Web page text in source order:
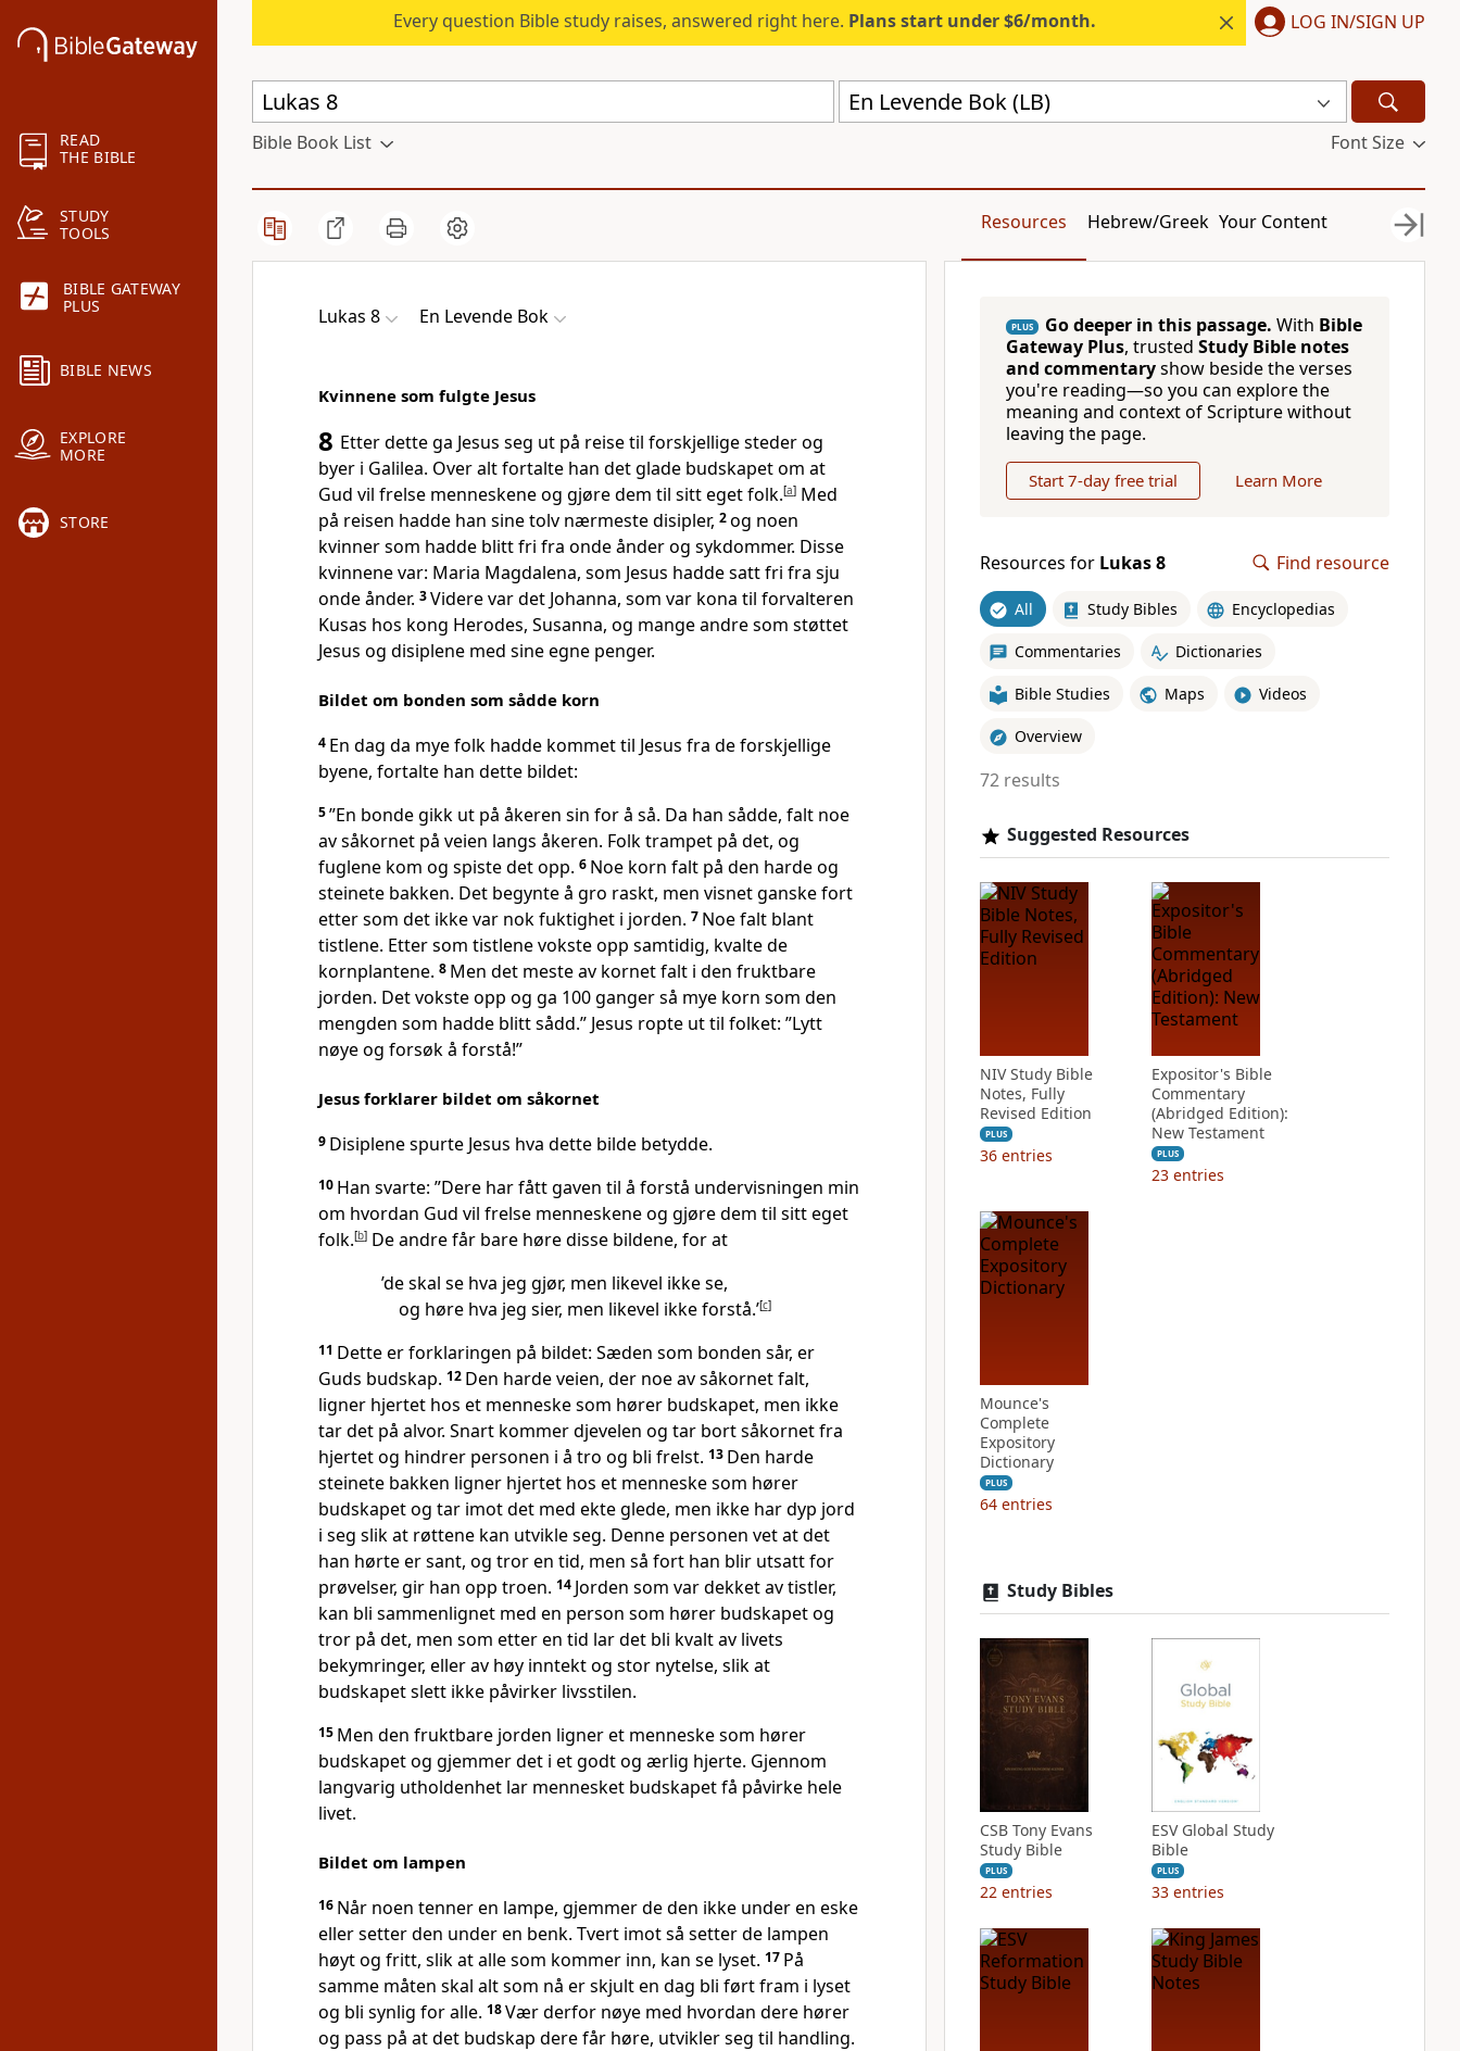
READ
THE BIBLE
STUDY
TOOLS
BIBLE GATEWAY
PLUS
BIBLE NEWS
EXPLORE
MORE
STORE
Every question Bible study raises, answered right here. Plans start under $6/month. LOG IN/SIGN UP
En Levende Bok (LB)
Bible Book List Font Size
Resources Hebrew/Greek Your Content
Lukas 8 En Levende Bok
Kvinnene som fulgte Jesus
8 Etter dette ga Jesus seg ut på reise til forskjellige steder og
byer i Galilea. Over alt fortalte han det glade budskapet om at
Gud vil frelse menneskene og gjøre dem til sitt eget folk.[a] Med
på reisen hadde han sine tolv nærmeste disipler, 2og noen
kvinner som hadde blitt fri fra onde ånder og sykdommer. Disse
kvinnene var: Maria Magdalena, som Jesus hadde satt fri fra sju
onde ånder. 3Videre var det Johanna, som var kona til forvalteren
Kusas hos kong Herodes, Susanna, og mange andre som støttet
Jesus og disiplene med sine egne penger.
Bildet om bonden som sådde korn
4 En dag da mye folk hadde kommet til Jesus fra de forskjellige
byene, fortalte han dette bildet:
5”En bonde gikk ut på åkeren sin for å så. Da han sådde, falt noe
av såkornet på veien langs åkeren. Folk trampet på det, og
fuglene kom og spiste det opp. 6 Noe korn falt på den harde og
steinete bakken. Det begynte å gro raskt, men visnet ganske fort
etter som det ikke var nok fuktighet i jorden. 7 Noe falt blant
tistlene. Etter som tistlene vokste opp samtidig, kvalte de
kornplantene. 8 Men det meste av kornet falt i den fruktbare
jorden. Det vokste opp og ga 100 ganger så mye korn som den
mengden som hadde blitt sådd.” Jesus ropte ut til folket: ”Lytt
nøye og forsøk å forstå!”
Jesus forklarer bildet om såkornet
9 Disiplene spurte Jesus hva dette bilde betydde.
10 Han svarte: ”Dere har fått gaven til å forstå undervisningen min
om hvordan Gud vil frelse menneskene og gjøre dem til sitt eget
folk.[b] De andre får bare høre disse bildene, for at
’de skal se hva jeg gjør, men likevel ikke se,
og høre hva jeg sier, men likevel ikke forstå.’[c]
11 Dette er forklaringen på bildet: Sæden som bonden sår, er
Guds budskap. 12 Den harde veien, der noe av såkornet falt,
ligner hjertet hos et menneske som hører budskapet, men ikke
tar det på alvor. Snart kommer djevelen og tar bort såkornet fra
hjertet og hindrer personen i å tro og bli frelst. 13 Den harde
steinete bakken ligner hjertet hos et menneske som hører
budskapet og tar imot det med ekte glede, men ikke har dyp jord
i seg slik at røttene kan utvikle seg. Denne personen vet at det
han hørte er sant, og tror en tid, men så fort han blir utsatt for
prøvelser, gir han opp troen. 14 Jorden som var dekket av tistler,
kan bli sammenlignet med en person som hører budskapet og
tror på det, men som etter en tid lar det bli kvalt av livets
bekymringer, eller av høy inntekt og stor nytelse, slik at
budskapet slett ikke påvirker livsstilen.
15 Men den fruktbare jorden ligner et menneske som hører
budskapet og gjemmer det i et godt og ærlig hjerte. Gjennom
langvarig utholdenhet lar mennesket budskapet få påvirke hele
livet.
Bildet om lampen
16 Når noen tenner en lampe, gjemmer de den ikke under en eske
eller setter den under en benk. Tvert imot så setter de lampen
høyt og fritt, slik at alle som kommer inn, kan se lyset. 17 På
samme måten skal alt som nå er skjult en dag bli ført fram i lyset
og bli synlig for alle. 18Vær derfor nøye med hvordan dere hører
og pass på at det budskap dere får høre, utvikler seg til handling.
PLUS Go deeper in this passage. With Bible
Gateway Plus, trusted Study Bible notes
and commentaryshow beside the verses
you're reading—so you can explore the
meaning and context of Scripture without
leaving the page.
Start 7-day free trial Learn More
Resources for Lukas 8 Find resource
All Study Bibles Encyclopedias
Commentaries Dictionaries
Bible Studies Maps Videos
Overview
72 results
Suggested Resources
NIV Study Bible
Notes, Fully
Revised Edition
PLUS
36 entries
Expositor's Bible
Commentary
(Abridged Edition):
New Testament
PLUS
23 entries
Mounce's
Complete
Expository
Dictionary
PLUS
64 entries
Study Bibles
CSB Tony Evans
Study Bible
PLUS
22 entries
ESV Global Study
Bible
PLUS
33 entries